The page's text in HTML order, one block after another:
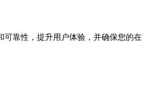
靠性，提升用户体验，并确保您的在